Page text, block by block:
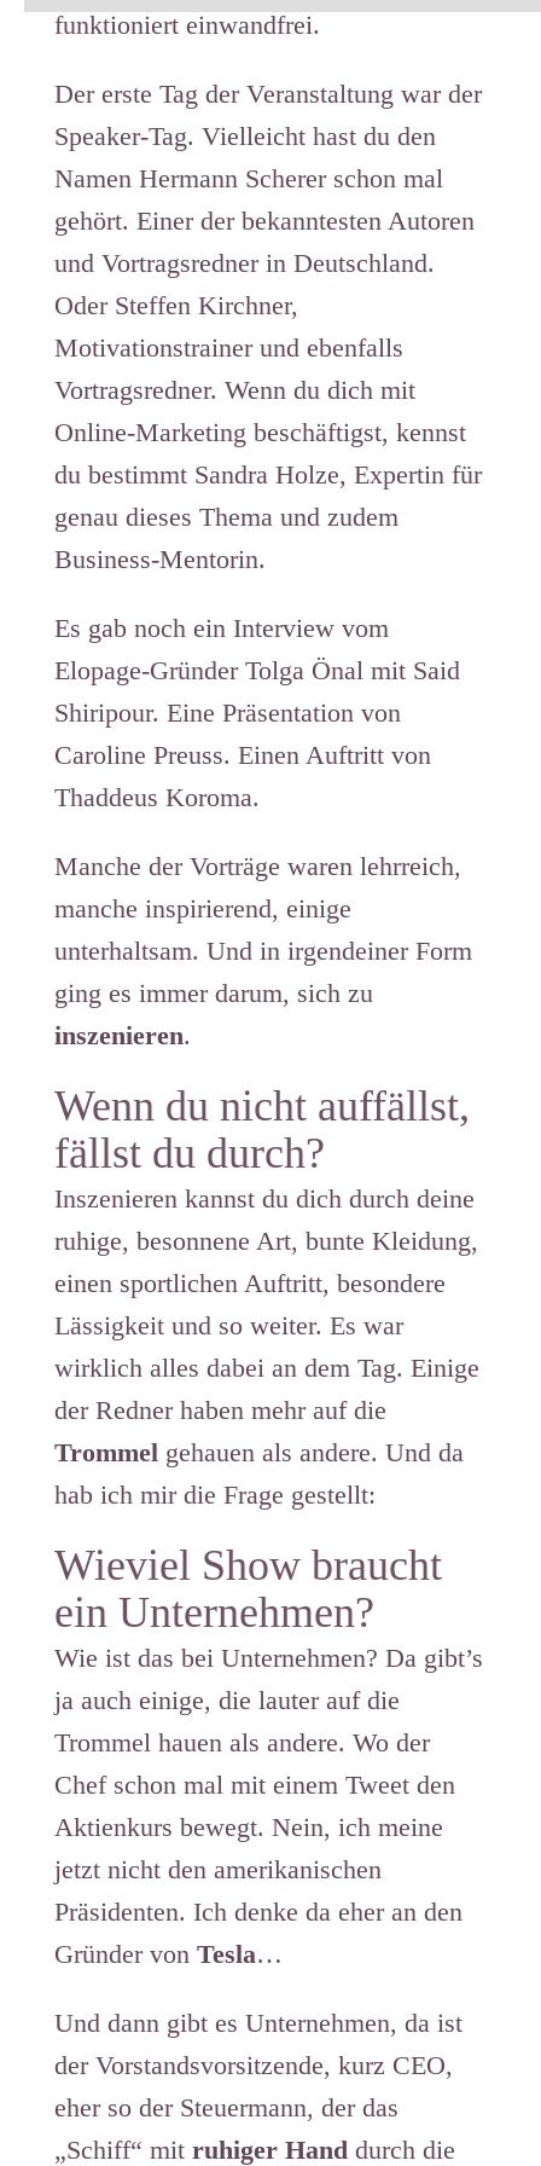
funktioniert einwandfrei.
Der erste Tag der Veranstaltung war der
Speaker-Tag. Vielleicht hast du den
Namen Hermann Scherer schon mal
gehört. Einer der bekanntesten Autoren
und Vortragsredner in Deutschland.
Oder Steffen Kirchner,
Motivationstrainer und ebenfalls
Vortragsredner. Wenn du dich mit
Online-Marketing beschäftigst, kennst
du bestimmt Sandra Holze, Expertin für
genau dieses Thema und zudem
Business-Mentorin.
Es gab noch ein Interview vom
Elopage-Gründer Tolga Önal mit Said
Shiripour. Eine Präsentation von
Caroline Preuss. Einen Auftritt von
Thaddeus Koroma.
Manche der Vorträge waren lehrreich,
manche inspirierend, einige
unterhaltsam. Und in irgendeiner Form
ging es immer darum, sich zu
inszenieren.
Wenn du nicht auffällst,
fällst du durch?
Inszenieren kannst du dich durch deine
ruhige, besonnene Art, bunte Kleidung,
einen sportlichen Auftritt, besondere
Lässigkeit und so weiter. Es war
wirklich alles dabei an dem Tag. Einige
der Redner haben mehr auf die
Trommelgehauen als andere. Und da
hab ich mir die Frage gestellt:
Wieviel Show braucht
ein Unternehmen?
Wie ist das bei Unternehmen? Da gibt’s
ja auch einige, die lauter auf die
Trommel hauen als andere. Wo der
Chef schon mal mit einem Tweet den
Aktienkurs bewegt. Nein, ich meine
jetzt nicht den amerikanischen
Präsidenten. Ich denke da eher an den
Gründer von Tesla…
Und dann gibt es Unternehmen, da ist
der Vorstandsvorsitzende, kurz CEO,
eher so der Steuermann, der das
„Schiff“ mit ruhiger Handdurch die